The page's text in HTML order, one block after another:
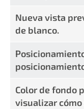
Nueva vista
de blanco.
Color de fondo
visualizar